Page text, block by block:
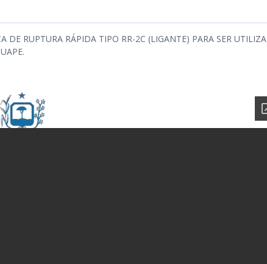
DE RUPTURA RÁPIDA TIPO RR-2C (LIGANTE) PARA SER